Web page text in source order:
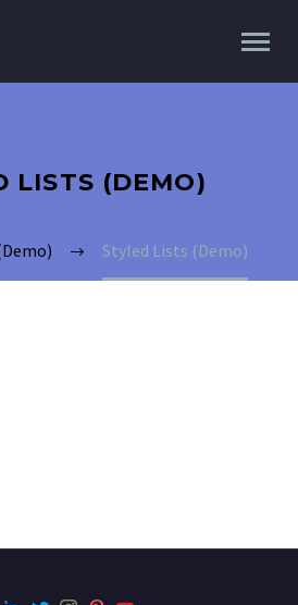
LISTS (DEMO)
Styled Lists (Demo)